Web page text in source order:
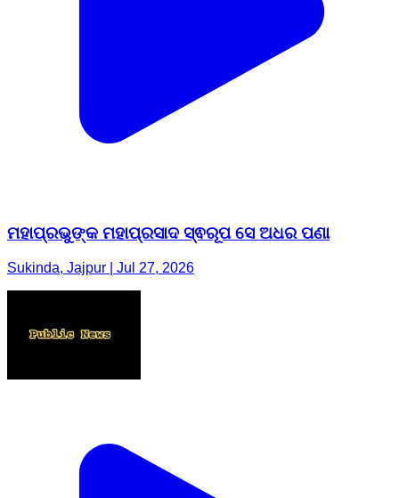
ମହାପ୍ରଭୁଙ୍କ ମହାପ୍ରସାଦ ସ୍ଵରୂପ ସେ ଅଧର ପଣା
Sukinda, Jajpur | Jul 27, 2026